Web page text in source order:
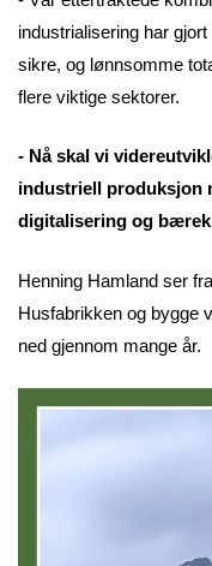
industrialisering har
sikre, og lønnsomme
flere viktige sektorer.
- Nå skal vi
industriell produksjon
digitalisering og
Henning Hamland ser
Husfabrikken og bygge
ned gjennom mange år.